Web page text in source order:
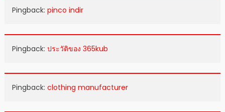
Pingback: pinco indir
Pingback: ประวัติของ 365kub
Pingback: clothing manufacturer